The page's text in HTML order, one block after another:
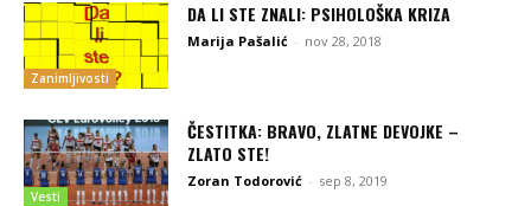
Zanimljivosti
DA LI STE ZNALI: PSIHOLOŠKA KRIZA
Marija Pašalić - nov 28, 2018
Vesti
ČESTITKA: BRAVO, ZLATNE DEVOJKE –
ZLATO STE!
Zoran Todorović - sep 8, 2019